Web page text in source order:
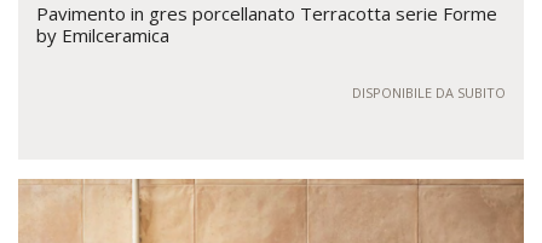
Pavimento in gres porcellanato Terracotta serie Forme
by Emilceramica
DISPONIBILE DA SUBITO